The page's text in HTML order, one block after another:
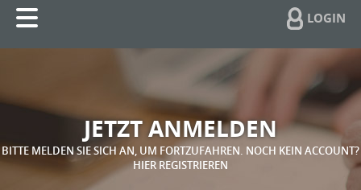
LOGIN
JETZT ANMELDEN
BITTE MELDEN SIE SICH AN, UM FORTZUFAHREN. NOCH KEIN ACCOUNT?
HIER REGISTRIEREN